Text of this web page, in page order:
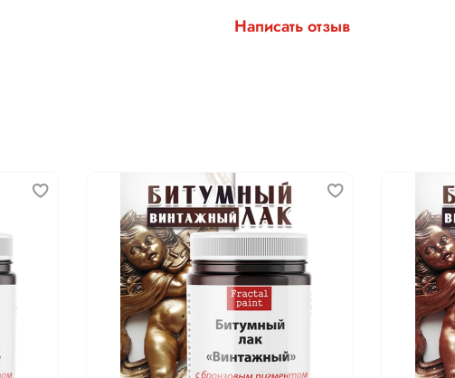
Написать отзыв